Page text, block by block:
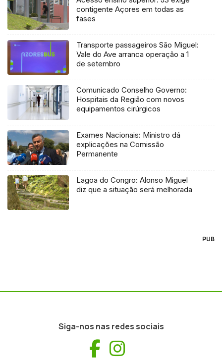
contigente Açores em todas as
fases
Transporte passageiros São Miguel:
Vale do Ave arranca operação a 1
de setembro
Comunicado Conselho Governo:
Hospitais da Região com novos
equipamentos cirúrgicos
Exames Nacionais: Ministro dá
explicações na Comissão
Permanente
Lagoa do Congro: Alonso Miguel
diz que a situação será melhorada
PUB
Siga-nos nas redes sociais
Facebook